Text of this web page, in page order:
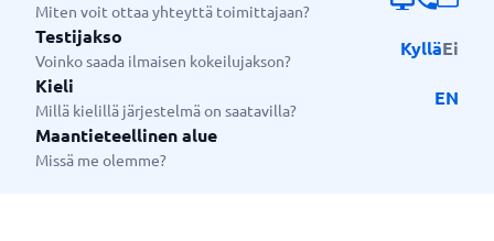
Miten voit ottaa yhteyttä toimittajaan?
Testijakso
Voinko saada ilmaisen kokeilujakson?
KylläEi
Kieli
Millä kielillä järjestelmä on saatavilla?
EN
Maantieteellinen alue
Missä me olemme?